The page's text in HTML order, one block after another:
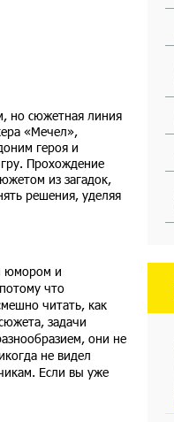
но сюжетная линия
«Мечел»,
героя и
Прохождение
из загадок,
решения, уделяя
юмором и
что
читать, как
задачи
они не
не видел
Если вы уже